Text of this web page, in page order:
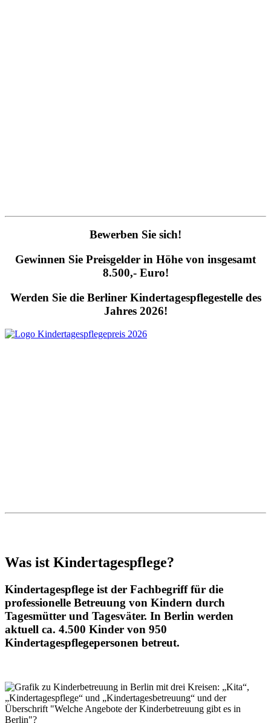
Bewerben Sie sich!
Gewinnen Sie Preisgelder in Höhe von insgesamt
8.500,- Euro!
Werden Sie die Berliner Kindertagespflegestelle des
Jahres 2026!
Was ist Kindertagespflege?
Kindertagespflege ist der Fachbegriff für die
professionelle Betreuung von Kindern durch
Tagesmütter und Tagesväter. In Berlin werden
aktuell ca. 4.500 Kinder von 950
Kindertagespflegepersonen betreut.